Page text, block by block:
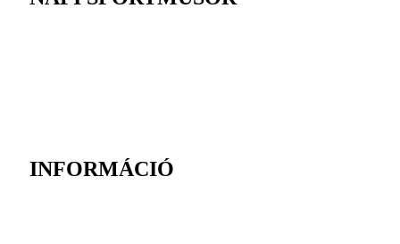
INFORMÁCIÓ